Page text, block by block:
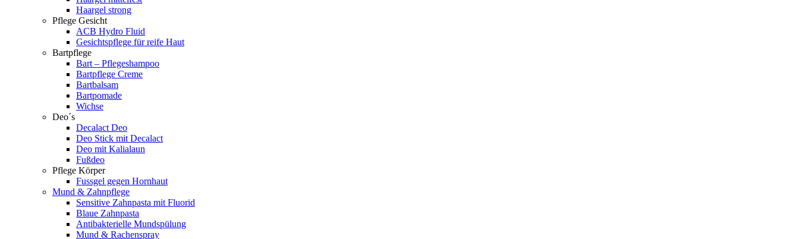
Haargel strong
Pflege Gesicht
ACB Hydro Fluid
Gesichtspflege für reife Haut
Bartpflege
Bart – Pflegeshampoo
Bartpflege Creme
Bartbalsam
Bartpomade
Wichse
Deo´s
Decalact Deo
Deo Stick mit Decalact
Deo mit Kalialaun
Fußdeo
Pflege Körper
Fussgel gegen Hornhaut
Mund & Zahnpflege
Sensitive Zahnpasta mit Fluorid
Blaue Zahnpasta
Antibakterielle Mundspülung
Mund & Rachenspray